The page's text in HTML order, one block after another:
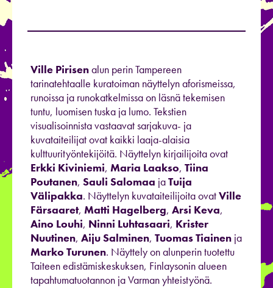
Ville Pirisenalun perin Tampereen
tarinatehtaalle kuratoiman näyttelyn aforismeissa,
runoissa ja runokatkelmissa on läsnä tekemisen
tuntu, luomisen tuska ja lumo. Tekstien
visualisoinnista vastaavat sarjakuva- ja
kuvataiteilijat ovat kaikki laaja-alaisia
kulttuurityöntekijöitä. Näyttelyn kirjailijoita ovat
Erkki Kiviniemi, Maria Laakso, Tiina
Poutanen, Sauli Salomaa jaTuija
Välipakka. Näyttelyn kuvataiteilijoita ovatVille
Färsaaret, Matti Hagelberg, Arsi Keva,
Aino Louhi, Ninni Luhtasaari, Krister
Nuutinen, Aiju Salminen, Tuomas Tiainen ja
Marko Turunen. Näyttely on alunperin tuotettu
Taiteen edistämiskeskuksen, Finlaysonin alueen
tapahtumatuotannon ja Varman yhteistyönä.